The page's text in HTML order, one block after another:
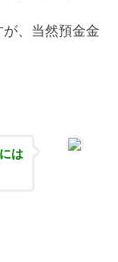
、当然預金金
は